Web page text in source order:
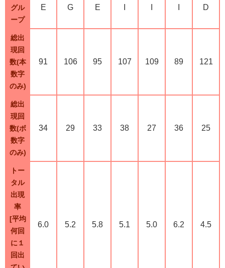
グル
ープ
E G E D
総出
現回
数(本
数字
のみ)
91 106 95 107 109 89 121
総出
現回
数(ボ
数字
のみ)
34 29 33 38 27 36 25
トー
タル
出現
率
[平均
何回
に１
回出
6.0 5.2 5.8 5.1 5.0 6.2 4.5